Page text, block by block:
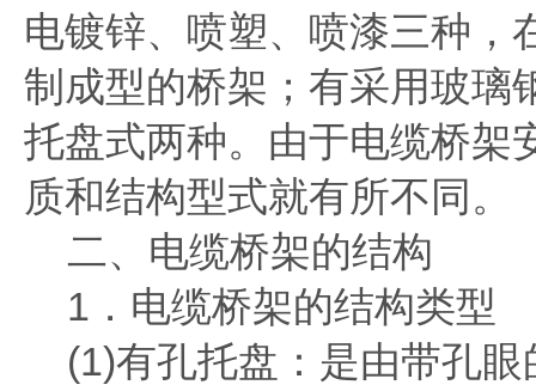
电镀锌、喷塑、喷漆三种，
制成型的桥架；有采用玻璃
托盘式两种。由于电缆桥架
质和结构型式就有所不同。
二、电缆桥架的结构
1．电缆桥架的结构类型
(1)有孔托盘：是由带孔眼